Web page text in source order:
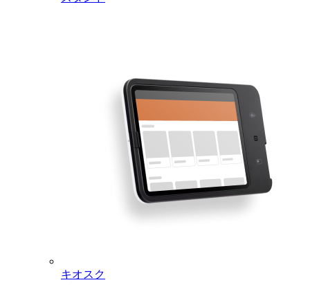
キオスク
イム音付きのフルスクリーンアラートを表示するオプション
シック、ベル）から選べるほか、音を完全にオフにすること
もできます。各端末ごとに、アラートのオン・オフ、チャイ
ム音の間隔、サウンドの種類を個別に設定できます。
この機能が重要な理由：ピーク時には、短い通知はスタッフ
が気づく前に消えてしまうことがあります。Square オンライ
ンビジネス、DoorDash、Uber Eats、その他のマーケットプ
レイスからの注文が確認されないまま放置され、発送方法の
遅延や返金リクエストにつながる可能性があります。フルス
クリーンアラートとチャイム音の繰り返しにより、スタッフ
なっています。端末ごとにオプトインが可能です。iOS版お
よびAndroid版のSquare POSレジでご利用いただけます。初